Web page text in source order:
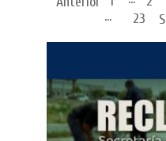
...
23